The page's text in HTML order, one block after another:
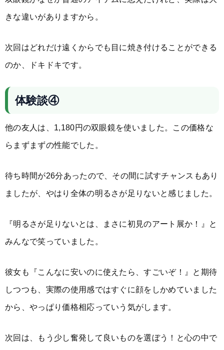
きな違いがありますから。
次回はどれだけ遠くからでも目に焼き付けることができる
のか、ドキドキです。
体験談④
他の友人は、1,180円の双眼鏡を使いました。この価格な
らまずまずの性能でした。
待ち時間が26分あったので、その間に試すチャンスもあり
ましたが、やはり全体の明るさが足りないと感じました。
『明るさが足りないとは、まさに初見のアート展か！』と
みんなで笑っていました。
彼女も『こんなに安いのに使えたら、すごいぞ！』と期待
しつつも、実際の使用感ではすぐに顔をしかめていました
から、やっぱり価格相応っていう気がします。
次回は、もう少し奮発して良いものを選ぼう！と心の中で